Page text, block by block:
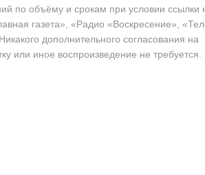
по объёму и срокам при условии ссылки
газета», «Радио «Воскресение»,
дополнительного согласования на
или иное воспроизведение не требуется.